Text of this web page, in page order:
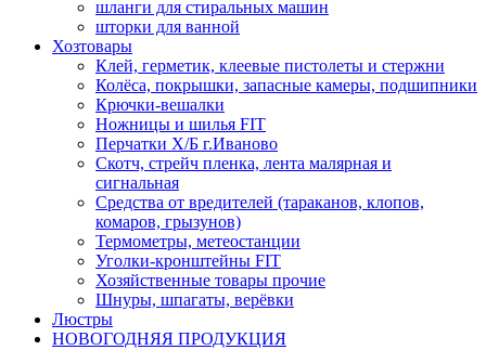
шланги для стиральных машин
шторки для ванной
Хозтовары
Клей, герметик, клеевые пистолеты и стержни
Колёса, покрышки, запасные камеры, подшипники
Крючки-вешалки
Ножницы и шилья FIT
Перчатки Х/Б г.Иваново
Скотч, стрейч пленка, лента малярная и
сигнальная
Средства от вредителей (тараканов, клопов,
комаров, грызунов)
Термометры, метеостанции
Уголки-кронштейны FIT
Хозяйственные товары прочие
Шнуры, шпагаты, верёвки
Люстры
НОВОГОДНЯЯ ПРОДУКЦИЯ